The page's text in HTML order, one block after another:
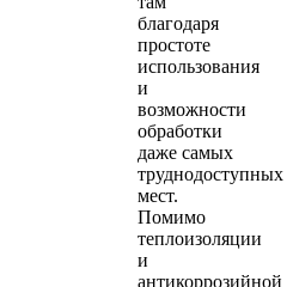
благодаря
простоте
использования
и
возможности
обработки
даже самых
труднодоступных
мест.
Помимо
теплоизоляции
и
антикоррозийной